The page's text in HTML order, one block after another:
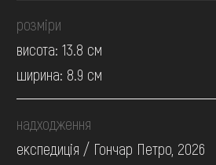
розміри
висота: 13.8 см
ширина: 8.9 см
надходження
експедиція / Гончар Петро, 2026